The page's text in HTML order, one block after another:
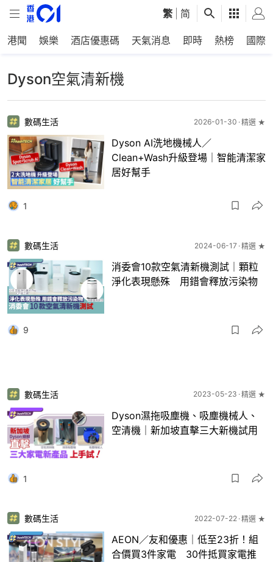
繁 简
港聞 娛樂 酒店優惠碼 天氣消息 即時 熱榜 國際
Dyson空氣清新機
數碼生活 2026-01-30 精選 ★
Dyson AI洗地機械人／
Clean+Wash升級登場｜智能清潔家
居好幫手
1
數碼生活 2024-06-17 精選 ★
消委會10款空氣清新機測試｜顆粒
淨化表現懸殊 用錯會釋放污染物
9
數碼生活 2023-05-23 精選 ★
Dyson濕拖吸塵機、吸塵機械人、
空清機｜新加坡直擊三大新機試用
1
數碼生活 2022-07-22 精選 ★
AEON／友和優惠｜低至23折！組
合價買3件家電 30件抵買家電推